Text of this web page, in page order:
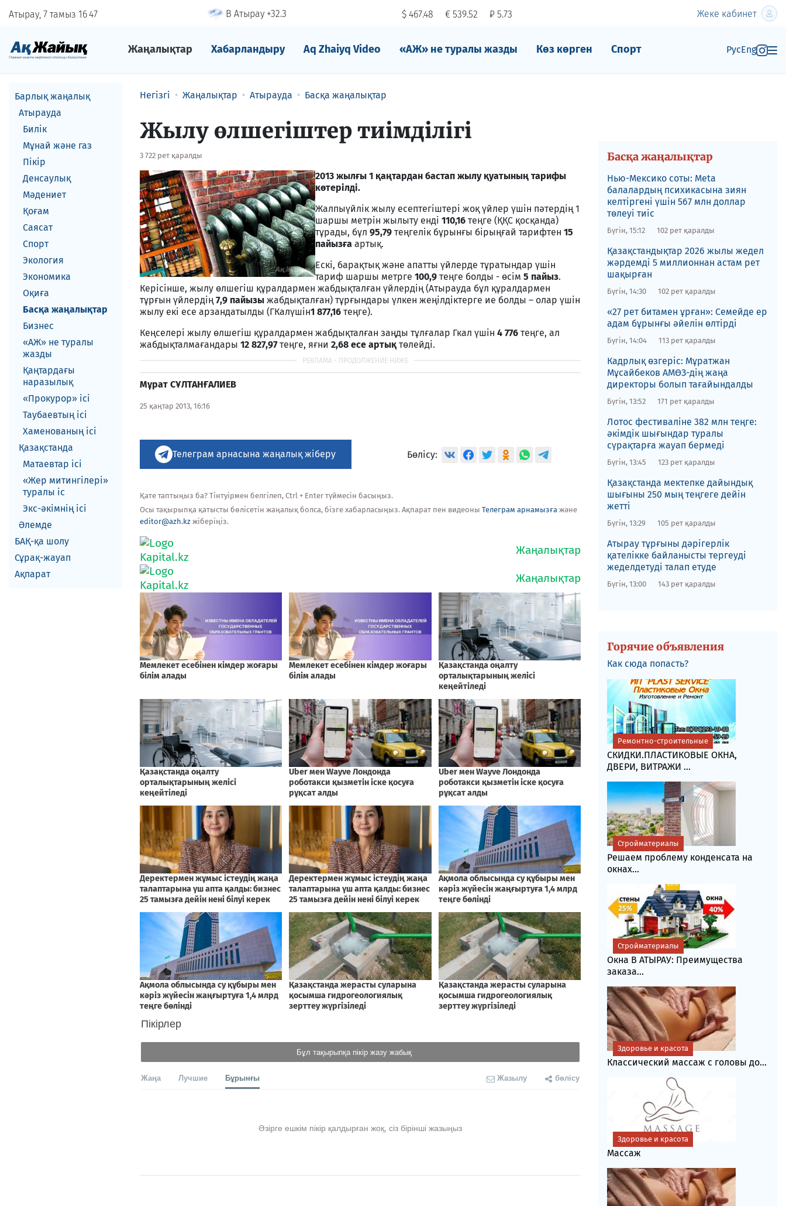
Атырау, 7 тамыз 1647 В Атырау +32.3 $ 467.48 € 539.52 ₽ 5.73 Жеке кабинет
Жаңалықтар Хабарландыру Aq Zhaiyq Video «АЖ» не туралы жазды Көз көрген Спорт РусEng
Барлық жаңалық
Атырауда
Билік
Мұнай және газ
Пікір
Денсаулық
Мәдениет
Қоғам
Саясат
Спорт
Экология
Экономика
Оқиға
Басқа жаңалықтар
Бизнес
«АЖ» не туралы
жазды
Қаңтардағы
наразылық
«Прокурор» ісі
Таубаевтың ісі
Хаменованың ісі
Қазақстанда
Матаевтар ici
«Жер митингілері»
туралы іс
Экс-әкiмнiң iсi
Әлемде
БАҚ-қа шолу
Сұрақ-жауап
Ақпарат
Негізгі Жаңалықтар Атырауда Басқа жаңалықтар
Жылу өлшегіштер тиімділігі
3 722 рет қаралды
2013 жылғы 1 қаңтардан бастап жылу қуатының тарифы
көтерілді.
Жалпыүйлік жылу есептегіштері жоқ үйлер үшін пәтердің 1
шаршы метрін жылыту енді 110,16 теңге (ҚҚС қосқанда)
тұрады, бұл 95,79 теңгелік бұрынғы бірыңғай тарифтен 15
пайызға артық.
Ескі, барақтық және апатты үйлерде тұратындар үшін
тариф шаршы метрге 100,9 теңге болды - өсім 5 пайыз.
Керісінше, жылу өлшегіш құралдармен жабдықталған үйлердің (Атырауда бұл құралдармен
тұрғын үйлердің7,9 пайызы жабдықталған) тұрғындары үлкен жеңілдіктерге ие болды – олар үшін
жылу екі есе арзандатылды (ГКалүшін1 877,16 теңге).
Кеңселері жылу өлшегіш құралдармен жабдықталған заңды тұлғалар Гкал үшін 4 776 теңге, ал
жабдықталмағандары 12 827,97теңге, яғни 2,68 есе артық төлейді.
Мұрат СҰЛТАНҒАЛИЕВ
25 қаңтар 2013, 16:16
Телеграм арнасына жаңалық жіберу Бөлісу:
Қате таптыңыз ба? Тінтуірмен белгілеп, Ctrl + Enter түймесін басыңыз.
Осы тақырыпқа қатысты бөлісетін жаңалық болса, бізге хабарласыңыз. Ақпарат пен видеоны Телеграм арнамызға және
editor@azh.kz жіберіңіз.
Пікірлер
Бұл тақырыпқа пікір жазу жабық
Жаңа Лучшие Бұрынғы Жазылу бөлісу
Әзірге ешкім пікір қалдырған жоқ, сіз бірінші жазыңыз
Басқа жаңалықтар
Нью-Мексико соты​: Meta
балалардың психикасына зиян
келтіргені үшін 567 млн доллар
төлеуі тиіс
Бүгін, 15:12 102 рет қаралды
Қазақстандықтар 2026 жылы жедел
жәрдемді 5 миллионнан астам рет
шақырған
Бүгін, 14:30 102 рет қаралды
«27 рет битамен ұрған»: Семейде ер
адам бұрынғы әйелін өлтірді
Бүгін, 14:04 113 рет қаралды
Кадрлық өзгеріс: Мұратжан
Мұсайбеков АМӨЗ-дің жаңа
директоры болып ​тағайындалды
Бүгін, 13:52 171 рет қаралды
Лотос фестиваліне​ 382 млн теңге:
әкімдік шығындар туралы
сүрақтарға жауап бермеді
Бүгін, 13:45 123 рет қаралды
Қазақстанда мектепке дайындық
шығыны 250 мың теңгеге дейін
жетті
Бүгін, 13:29 105 рет қаралды
Атырау тұрғыны дәрігерлік
қателікке байланысты тергеуді
жеделдетуді талап етуде
Бүгін, 13:00 143 рет қаралды
Горячие объявления
Как сюда попасть?
СКИДКИ.ПЛАСТИКОВЫЕ ОКНА,
ДВЕРИ, ВИТРАЖИ ...
Ремонтно-строительные
Решаем проблему конденсата на
окнах...
Стройматериалы
Окна В АТЫРАУ: Преимущества
заказа...
Стройматериалы
Классический массаж с головы до...
Здоровье и красота
Массаж
Здоровье и красота